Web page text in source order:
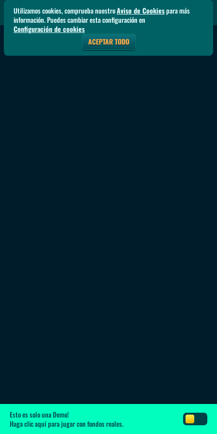
Esto es solo una Demo!
Haga clic aquípara jugar con fondos reales.
Utilizamos cookies, comprueba nuestroAviso de Cookiespara más
información. Puedes cambiar esta configuración en
Configuración de cookies
ACEPTAR TODO